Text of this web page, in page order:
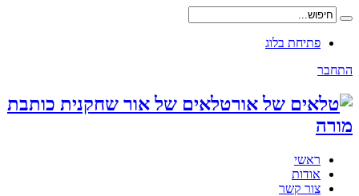
פתיחת בלוג
התחבר
טלאים של אור שחקנית כותבת
מורה
ראשי
אודות
צור קשר